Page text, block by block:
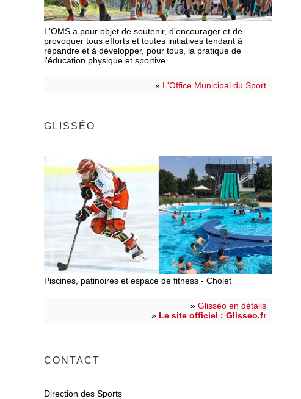
L'OMS a pour objet de soutenir, d'encourager et de
provoquer tous efforts et toutes initiatives tendant à
répandre et à développer, pour tous, la pratique de
l'éducation physique et sportive.
» L'Office Municipal du Sport
GLISSÉO
Piscines, patinoires et espace de fitness - Cholet
» Glisséo en détails
» Le site officiel : Glisseo.fr
CONTACT
Direction des Sports